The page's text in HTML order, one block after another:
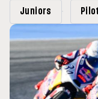
du GP de Grande-
Juniors